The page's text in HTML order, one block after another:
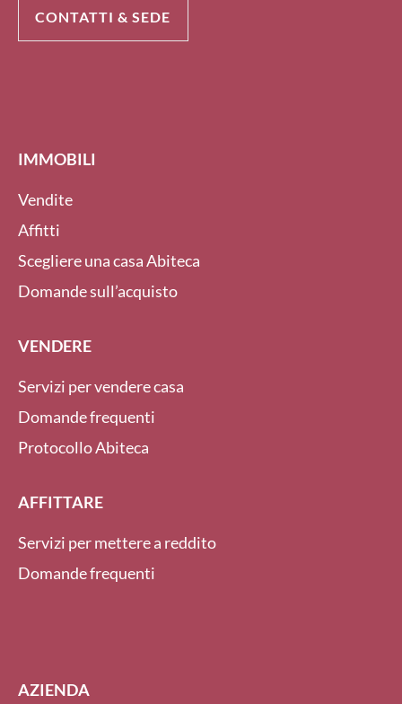
CONTATTI & SEDE
IMMOBILI
Vendite
Affitti
Scegliere una casa Abiteca
Domande sull’acquisto
VENDERE
Servizi per vendere casa
Domande frequenti
Protocollo Abiteca
AFFITTARE
Servizi per mettere a reddito
Domande frequenti
AZIENDA